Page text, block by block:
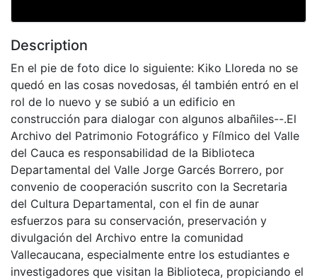
Description
En el pie de foto dice lo siguiente: Kiko Lloreda no se
quedó en las cosas novedosas, él también entró en el
rol de lo nuevo y se subió a un edificio en
construcción para dialogar con algunos albañiles--.El
Archivo del Patrimonio Fotográfico y Fílmico del Valle
del Cauca es responsabilidad de la Biblioteca
Departamental del Valle Jorge Garcés Borrero, por
convenio de cooperación suscrito con la Secretaria
del Cultura Departamental, con el fin de aunar
esfuerzos para su conservación, preservación y
divulgación del Archivo entre la comunidad
Vallecaucana, especialmente entre los estudiantes e
investigadores que visitan la Biblioteca, propiciando el